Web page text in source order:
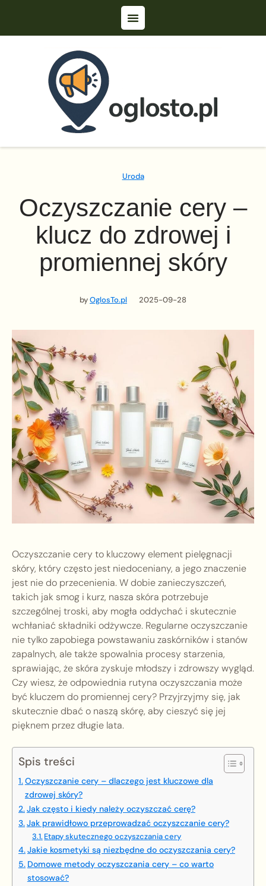
Uroda
Oczyszczanie cery –
klucz do zdrowej i
promiennej skóry
byOglosTo.pl 2025-09-28
Oczyszczanie cery to kluczowy element pielęgnacji
skóry, który często jest niedoceniany, a jego znaczenie
jest nie do przecenienia. W dobie zanieczyszczeń,
takich jak smog i kurz, nasza skóra potrzebuje
szczególnej troski, aby mogła oddychać i skutecznie
wchłaniać składniki odżywcze. Regularne oczyszczanie
nie tylko zapobiega powstawaniu zaskórników i stanów
zapalnych, ale także spowalnia procesy starzenia,
sprawiając, że skóra zyskuje młodszy i zdrowszy wygląd.
Czy wiesz, że odpowiednia rutyna oczyszczania może
być kluczem do promiennej cery? Przyjrzyjmy się, jak
skutecznie dbać o naszą skórę, aby cieszyć się jej
pięknem przez długie lata.
Spis treści
Oczyszczanie cery – dlaczego jest kluczowe dla
zdrowej skóry?
Jak często i kiedy należy oczyszczać cerę?
Jak prawidłowo przeprowadzać oczyszczanie cery?
Etapy skutecznego oczyszczania cery
Jakie kosmetyki są niezbędne do oczyszczania cery?
Domowe metody oczyszczania cery – co warto
stosować?